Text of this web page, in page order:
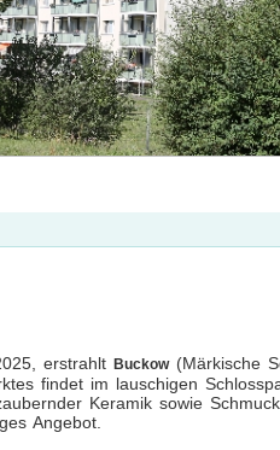
erstrahlt Buckow(Märkische
findet im lauschigen
Keramik sowie
Angebot.